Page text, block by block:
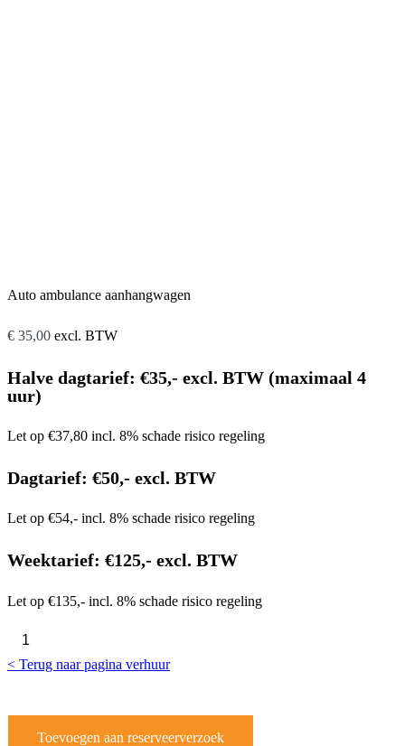
Auto ambulance aanhangwagen
€ 35,00 excl. BTW
Halve dagtarief: €35,- excl. BTW (maximaal 4
uur)
Let op €37,80 incl. 8% schade risico regeling
Dagtarief: €50,- excl. BTW
Let op €54,- incl. 8% schade risico regeling
Weektarief: €125,- excl. BTW
Let op €135,- incl. 8% schade risico regeling
Auto
ambulance
aanhangwagen
< Terug naar pagina verhuur
Toevoegen aan reserveerverzoek